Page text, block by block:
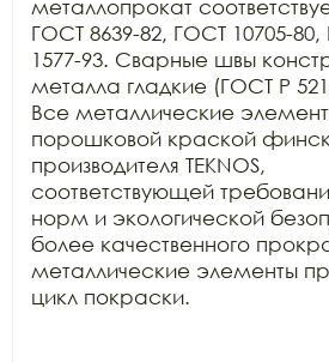
металлопрокат
ГОСТ 8639-82, ГОСТ 10705-
1577-93. Сварные швы
металла гладкие (ГОСТ Р
Все металлические
порошковой краской
производителя TEKNOS,
соответствующей
норм и экологической
более качественного
металлические элементы
цикл покраски.